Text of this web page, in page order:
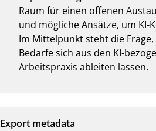
Raum für einen offenen
und mögliche Ansätze, um
Im Mittelpunkt steht die
Bedarfe sich aus den KI-
Arbeitspraxis ableiten lassen.
Export metadata